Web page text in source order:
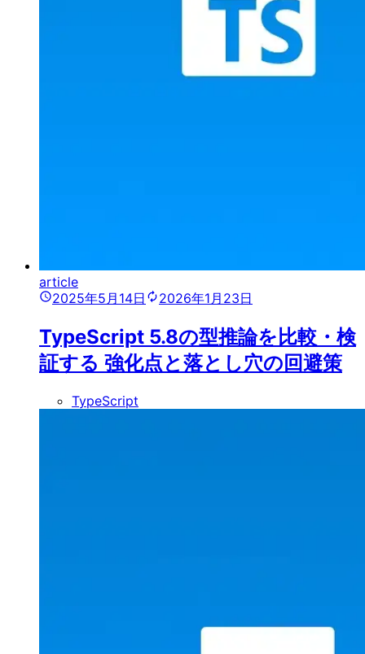
article
2025年5月14日
2026年1月23日
TypeScript 5.8の型推論を比較・検
証する 強化点と落とし穴の回避策
TypeScript